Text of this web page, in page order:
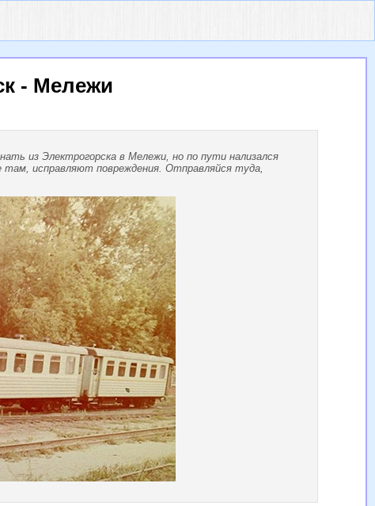
- Мележи
из Электрогорска в Мележи, но по пути нализался
там, исправляют повреждения. Отправляйся туда,